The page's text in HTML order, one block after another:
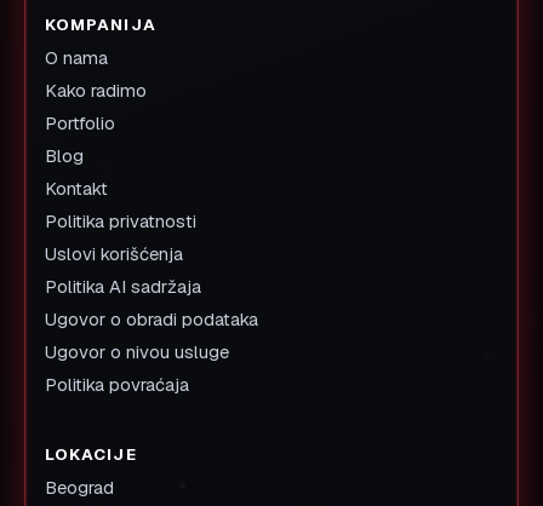
KOMPANIJA
O nama
Kako radimo
Portfolio
Blog
Kontakt
Politika privatnosti
Uslovi korišćenja
Politika AI sadržaja
Ugovor o obradi podataka
Ugovor o nivou usluge
Politika povraćaja
LOKACIJE
Beograd